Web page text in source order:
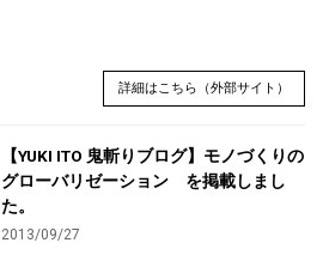
詳細はこちら（外部サイト）
【YUKI ITO 鬼斬りブログ】モノづくりの
グローバリゼーション を掲載しまし
た。
2013/09/27